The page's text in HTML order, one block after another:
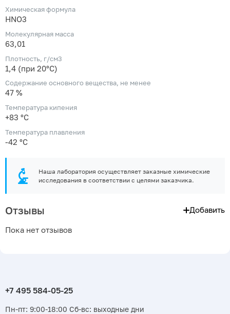
Химическая формула
HNO3
Молекулярная масса
63,01
Плотность, г/см3
1,4 (при 20°C)
Содержание основного вещества, не менее
47 %
Температура кипения
+83 °С
Температура плавления
-42 °С
Наша лаборатория осуществляет заказные химические
исследования в соответствии с целями заказчика.
Отзывы Добавить
Пока нет отзывов
Пн-пт: 9:00-18:00 Сб-вс: выходные дни